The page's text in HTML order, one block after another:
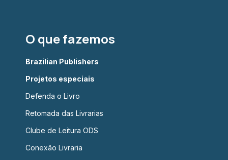
O que fazemos
Brazilian Publishers
Projetos especiais
Defenda o Livro
Retomada das Livrarias
Clube de Leitura ODS
Conexão Livraria